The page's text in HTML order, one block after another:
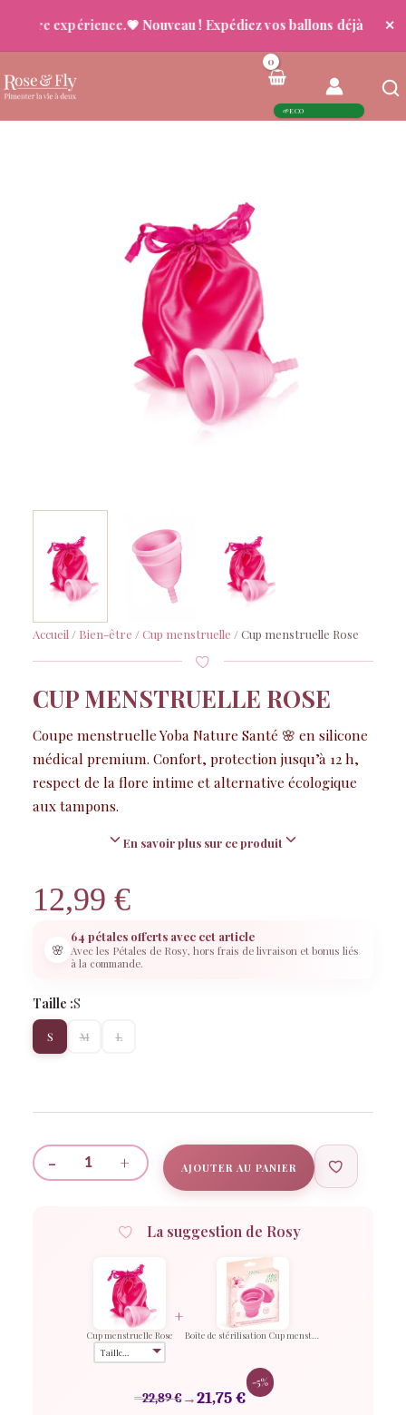
expérience.💗 Nouveau ! Expédiez vos ballons déjà gonflés
✕
au
🌱ECO
Accueil / Bien-être /Cup menstruelle / Cup menstruelle Rose
CUP MENSTRUELLE ROSE
Coupe menstruelle Yoba Nature Santé 🌸 en silicone
médical premium. Confort, protection jusqu’à 12 h,
respect de la flore intime et alternative écologique
aux tampons.
En savoir plus sur ce produit
12,99 €
🌸
64 pétales offerts avec cet article
Avec les Pétales de Rosy, hors frais de livraison et bonus liés
à la commande.
Taille :S
S M L
-
quantité
+ AJOUTER AU PANIER
La suggestion de Rosy
Cup menstruelle Rose
+
Boîte de stérilisation Cup menstruelle
=22,89€→21,75€
-5%
Rosy réfléchit…